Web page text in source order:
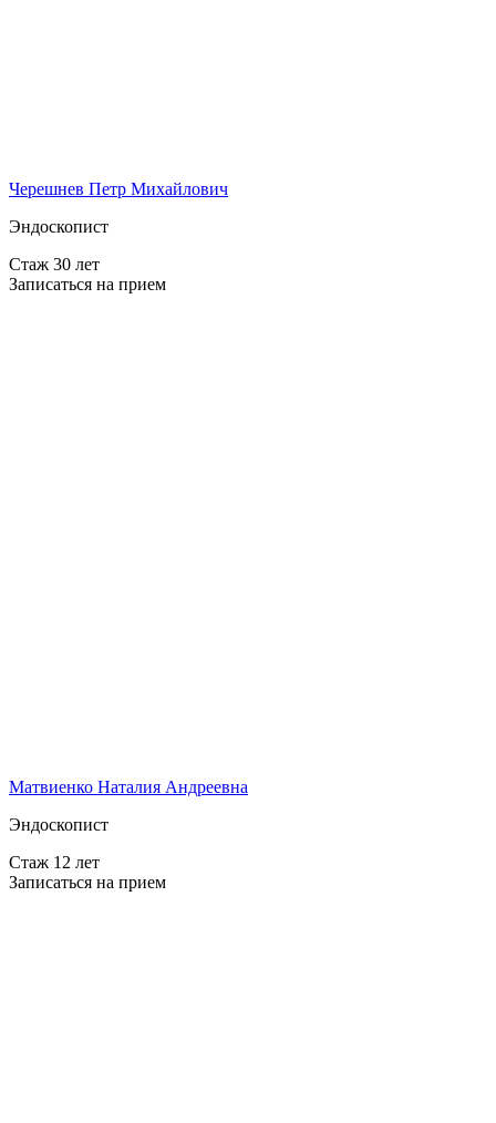
Черешнев Петр Михайлович
Эндоскопист
Стаж 30 лет
Записаться на прием
Матвиенко Наталия Андреевна
Эндоскопист
Стаж 12 лет
Записаться на прием